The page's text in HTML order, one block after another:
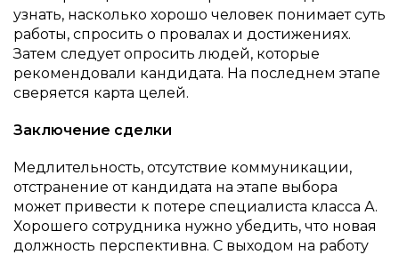
узнать, насколько хорошо человек понимает суть
работы, спросить о провалах и достижениях.
Затем следует опросить людей, которые
рекомендовали кандидата. На последнем этапе
сверяется карта целей.
Заключение сделки
Медлительность, отсутствие коммуникации,
отстранение от кандидата на этапе выбора
может привести к потере специалиста класса А.
Хорошего сотрудника нужно убедить, что новая
должность перспективна. С выходом на работу